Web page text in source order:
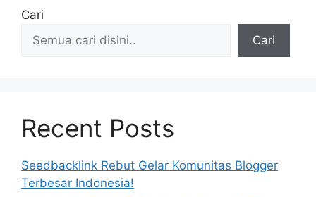
Cari
Cari
Recent Posts
Seedbacklink Rebut Gelar Komunitas Blogger
Terbesar Indonesia!